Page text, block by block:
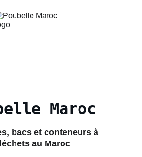
Maroc
bacs et conteneurs à
au Maroc